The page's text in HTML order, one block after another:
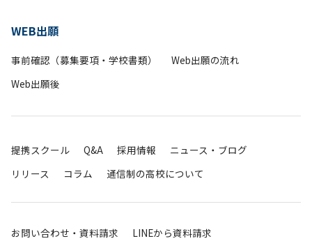
WEB出願
事前確認（募集要項・学校書類）
Web出願の流れ
Web出願後
提携スクール Q&A 採用情報
ニュース・ブログ
リリース
コラム 通信制の高校について
お問い合わせ・資料請求
LINEから資料請求